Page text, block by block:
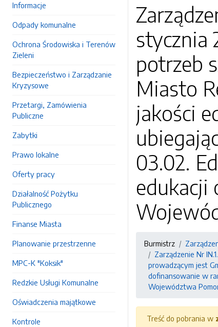
Informacje
Odpady komunalne
Ochrona Środowiska i Terenów
Zieleni
Bezpieczeństwo i Zarządzanie
Kryzysowe
Przetargi, Zamówienia
Publiczne
Zabytki
Prawo lokalne
Oferty pracy
Działalność Pożytku
Publicznego
Finanse Miasta
Planowanie przestrzenne
MPC-K "Koksik"
Redzkie Usługi Komunalne
Oświadczenia majątkowe
Kontrole
stycznia
potrzeb
Miasto
jakości
03.02.
edukacji
Burmistrz
Zarządzenie Nr
prowadzącym jest
dofinansowanie w
Województwa
Treść do pobrania w